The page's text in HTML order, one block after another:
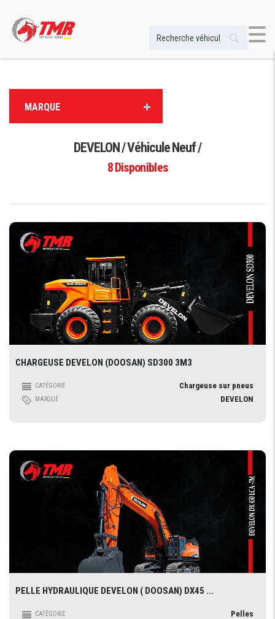
MARQUE
DEVELON / Véhicule Neuf /
8Disponibles
CHARGEUSE DEVELON (DOOSAN) SD300 3M3
CATÉGORIE Chargeuse sur pneus
MARQUE DEVELON
PELLE HYDRAULIQUE DEVELON ( DOOSAN) DX45 ...
CATÉGORIE Pelles